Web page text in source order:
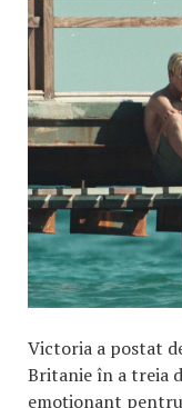
Victoria a postat
Britanie în a treia
emoționant